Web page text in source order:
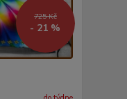
725 Kč
- 21 %